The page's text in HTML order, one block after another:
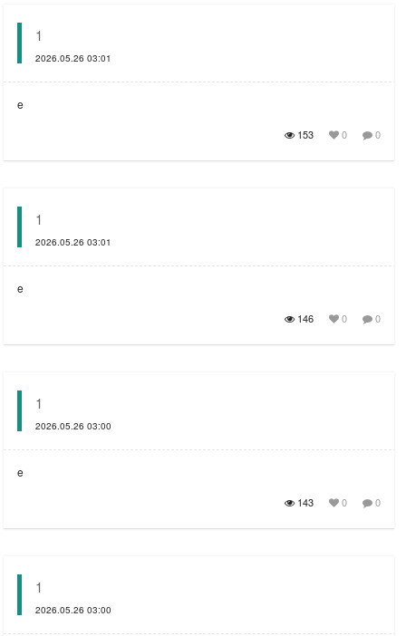
1
2026.05.26 03:01
e
0
0
153
1
2026.05.26 03:01
e
0
0
146
1
2026.05.26 03:00
e
0
0
143
1
2026.05.26 03:00